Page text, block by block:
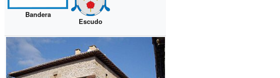
Bandera
Escudo